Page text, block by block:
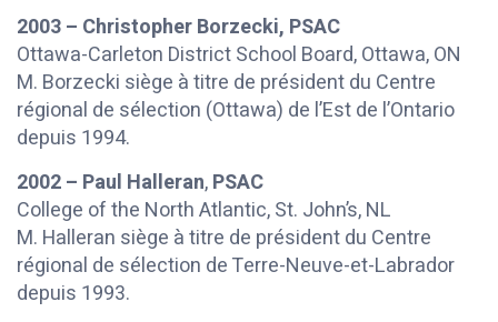
2003 – Christopher Borzecki, PSAC
Ottawa-Carleton District School Board, Ottawa, ON
M. Borzecki siège à titre de président du Centre
régional de sélection (Ottawa) de l’Est de l’Ontario
depuis 1994.
2002 – Paul Halleran,PSAC
College of the North Atlantic, St. John’s, NL
M. Halleran siège à titre de président du Centre
régional de sélection de Terre-Neuve-et-Labrador
depuis 1993.